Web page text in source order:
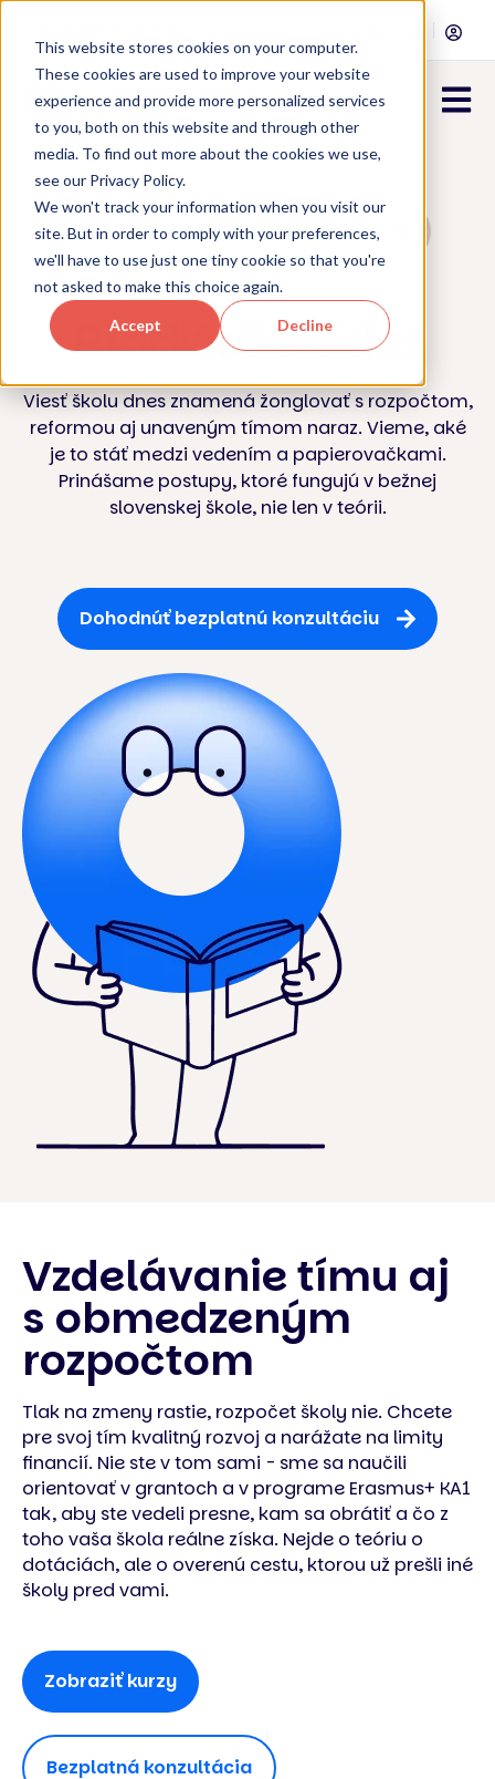
This website stores cookies on your computer.
These cookies are used to improve your website
experience and provide more personalized services
to you, both on this website and through other
media. To find out more about the cookies we use,
see our Privacy Policy.
We won't track your information when you visit our
site. But in order to comply with your preferences,
we'll have to use just one tiny cookie so that you're
not asked to make this choice again.
Accept Decline
/ Poradenstvo / Riaditelia a lídri
Riaditeľ a líder
Viesť školu dnes znamená žonglovať s rozpočtom,
reformou aj unaveným tímom naraz. Vieme, aké
je to stáť medzi vedením a papierovačkami.
Prinášame postupy, ktoré fungujú v bežnej
slovenskej škole, nie len v teórii.
Dohodnúť bezplatnú konzultáciu
Vzdelávanie tímu aj
s obmedzeným
rozpočtom
Tlak na zmeny rastie, rozpočet školy nie. Chcete
pre svoj tím kvalitný rozvoj a narážate na limity
financií. Nie ste v tom sami - sme sa naučili
orientovať v grantoch a v programe Erasmus+ KA1
tak, aby ste vedeli presne, kam sa obrátiť a čo z
toho vaša škola reálne získa. Nejde o teóriu o
dotáciách, ale o overenú cestu, ktorou už prešli iné
školy pred vami.
Zobraziť kurzy
Bezplatná konzultácia